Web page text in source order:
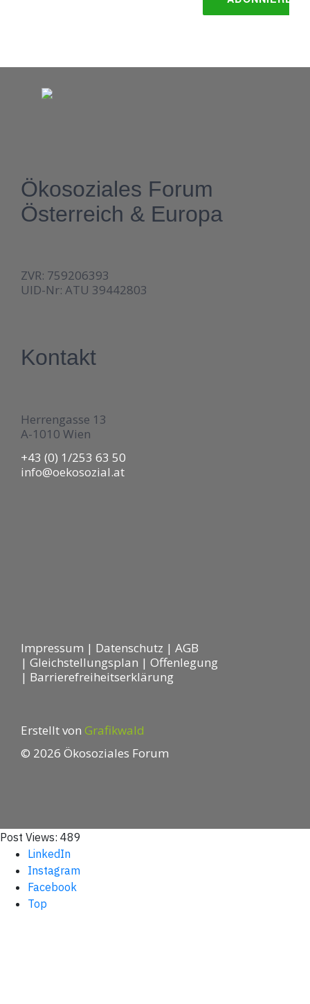
Ökosoziales Forum
Österreich & Europa
ZVR: 759206393
UID-Nr: ATU 39442803
Kontakt
Herrengasse 13
A-1010 Wien
+43 (0) 1/253 63 50
info@oekosozial.at
Impressum | Datenschutz | AGB
| Gleichstellungsplan | Offenlegung
| Barrierefreiheitserklärung
Erstellt von Grafikwald
© 2026 Ökosoziales Forum
Post Views: 489
LinkedIn
Instagram
Facebook
Top